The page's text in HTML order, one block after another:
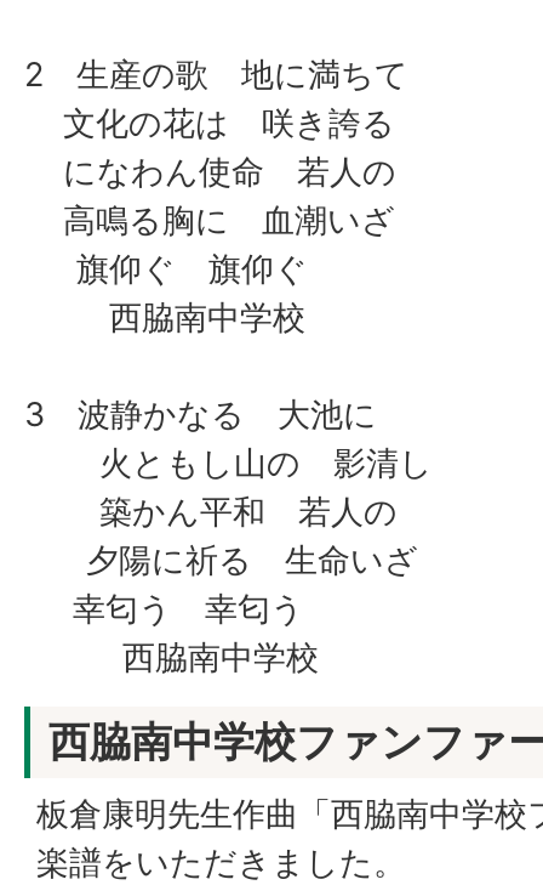
2 生産の歌 地に満ちて
文化の花は 咲き誇る
になわん使命 若人の
高鳴る胸に 血潮いざ
旗仰ぐ 旗仰ぐ
西脇南中学校
3 波静かなる 大池に
火ともし山の 影清し
築かん平和 若人の
夕陽に祈る 生命いざ
幸匂う 幸匂う
西脇南中学校
西脇南中学校ファンファ
板倉康明先生作曲「西脇南中学
楽譜をいただきました。